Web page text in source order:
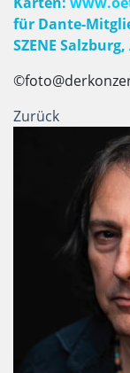
für Dante-
SZENE
Zurück